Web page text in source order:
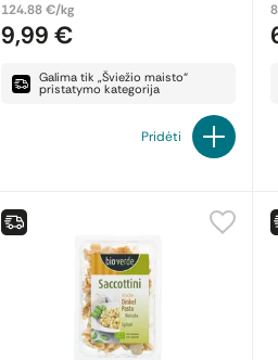
124.88 €/kg
9,99 €
Galima tik „Šviežio maisto“
pristatymo kategorija
Pridėti